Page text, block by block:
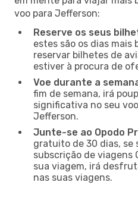
voo para Jefferson:
Reserve os seus
estes são os dias
reservar bilhetes de
estiver à procura de
Voe durante a
fim de semana, irá
significativa no seu
Jefferson.
Junte-se ao Opodo
gratuito de 30 dias, se
subscrição de viagens
sua viagem, irá
nas suas viagens.